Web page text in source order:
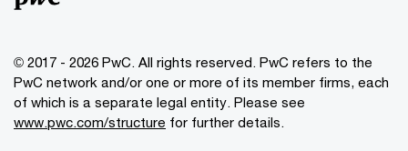
© 2017 - 2026 PwC. All rights reserved. PwC refers to the
PwC network and/or one or more of its member firms, each
of which is a separate legal entity. Please see
www.pwc.com/structure for further details.